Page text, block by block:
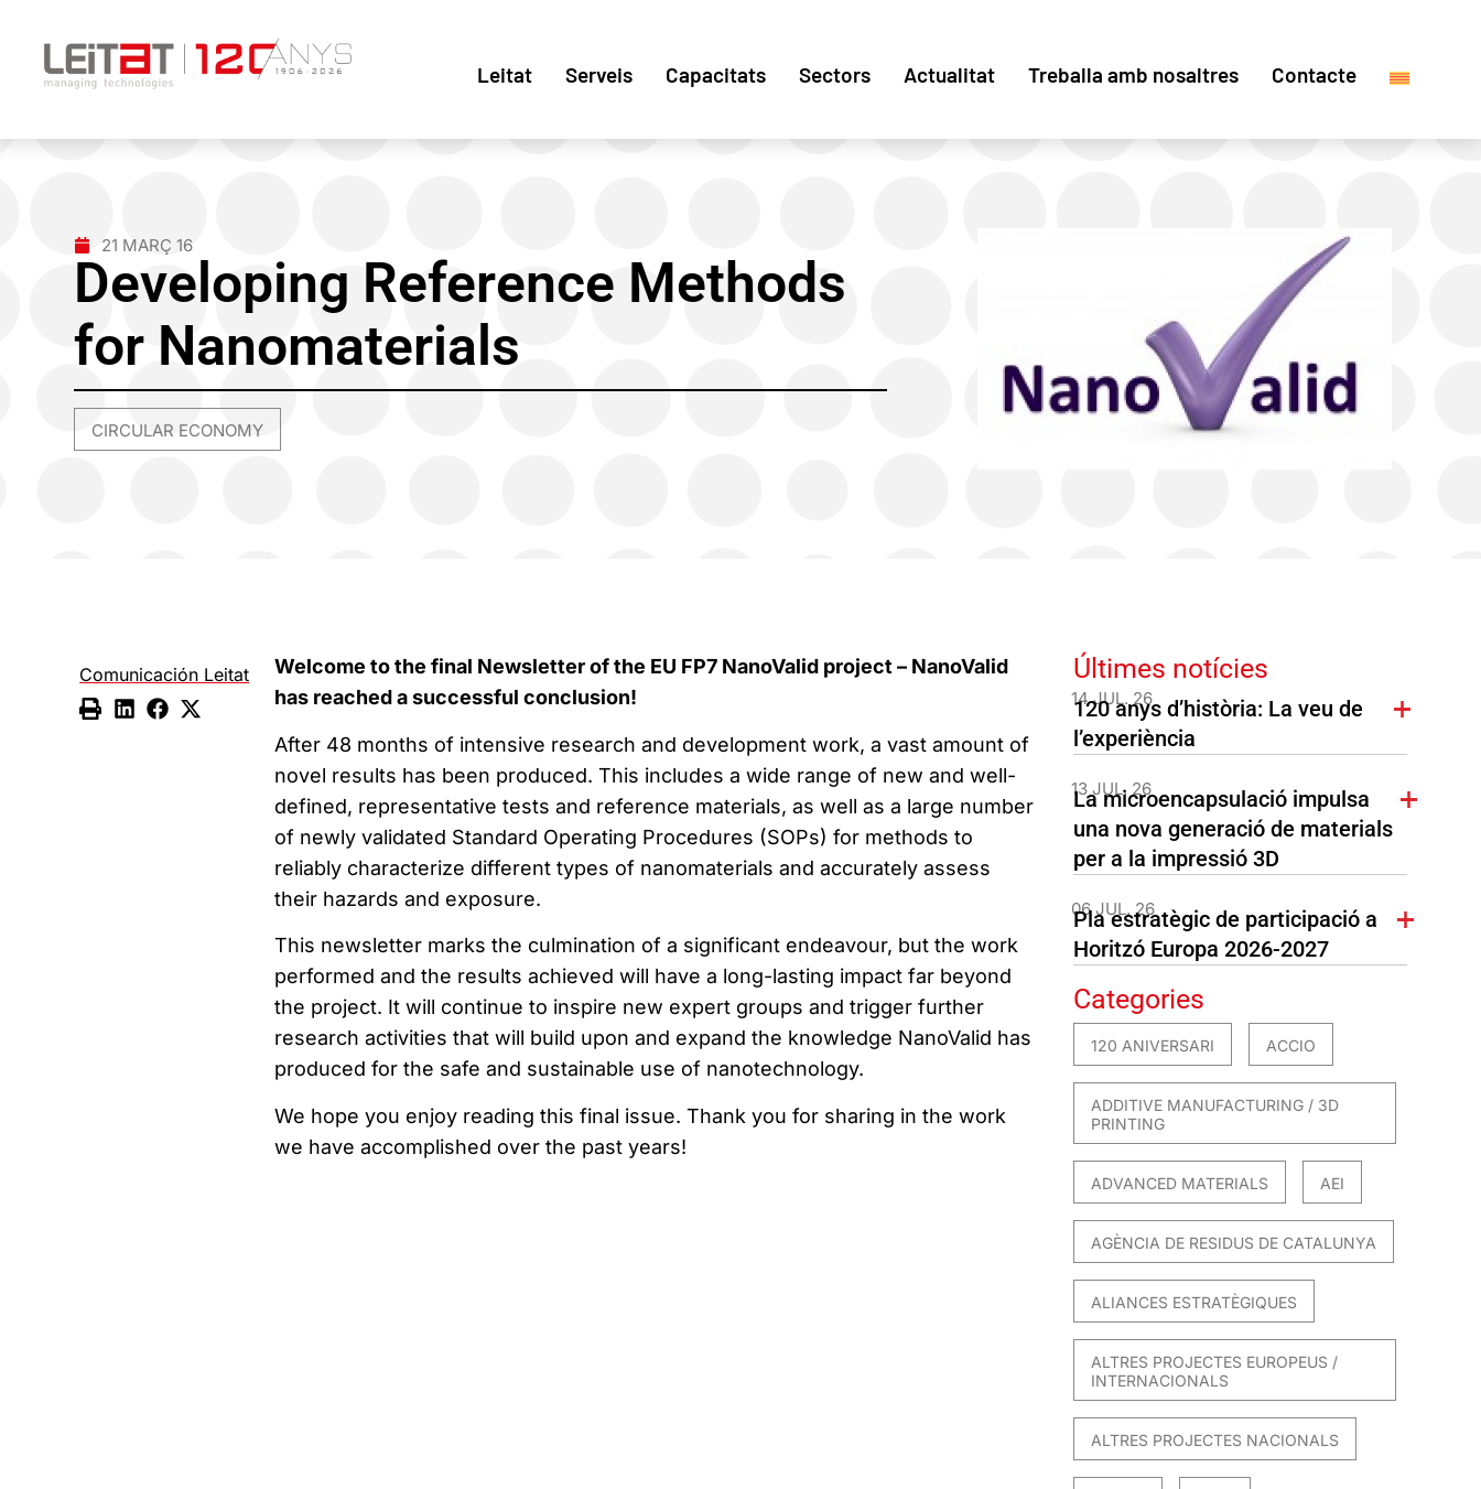
Leitat Serveis Capacitats Sectors Actualitat Treballa amb nosaltres Contacte
21 MARÇ 16
Developing Reference Methods
for Nanomaterials
CIRCULAR ECONOMY
Comunicación Leitat
Welcome to the final Newsletter of the EU FP7 NanoValid project – NanoValid
has reached a successful conclusion!
After 48 months of intensive research and development work, a vast amount of
novel results has been produced. This includes a wide range of new and well-
defined, representative tests and reference materials, as well as a large number
of newly validated Standard Operating Procedures (SOPs) for methods to
reliably characterize different types of nanomaterials and accurately assess
their hazards and exposure.
This newsletter marks the culmination of a significant endeavour, but the work
performed and the results achieved will have a long-lasting impact far beyond
the project. It will continue to inspire new expert groups and trigger further
research activities that will build upon and expand the knowledge NanoValid has
produced for the safe and sustainable use of nanotechnology.
We hope you enjoy reading this final issue. Thank you for sharing in the work
we have accomplished over the past years!
Últimes notícies
14 JUL. 26
120 anys d’història: La veu de
l’experiència
13 JUL. 26
La microencapsulació impulsa
una nova generació de materials
per a la impressió 3D
06 JUL. 26
Pla estratègic de participació a
Horitzó Europa 2026-2027
Categories
120 ANIVERSARI ACCIO
ADDITIVE MANUFACTURING / 3D
PRINTING
ADVANCED MATERIALS AEI
AGÈNCIA DE RESIDUS DE CATALUNYA
ALIANCES ESTRATÈGIQUES
ALTRES PROJECTES EUROPEUS /
INTERNACIONALS
ALTRES PROJECTES NACIONALS